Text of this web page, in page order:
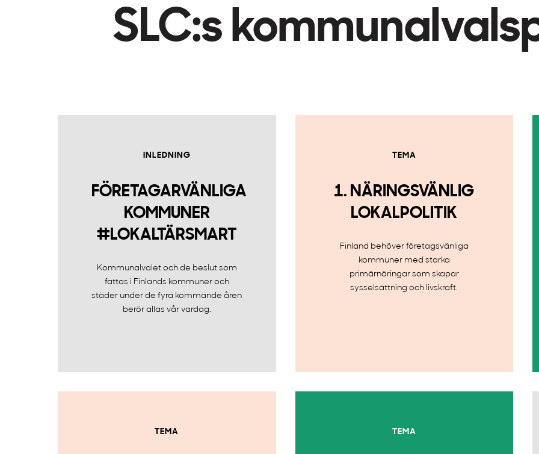
SLC:s
INLEDNING
FÖRETAGARVÄNLIGA
KOMMUNER
#LOKALTÄRSMART
Kommunalvalet och de beslut som
fattas i Finlands kommuner och
städer under de fyra kommande åren
berör allas vår vardag.
TEMA
1. NÄRINGSVÄNLIG
LOKALPOLITIK
Finland behöver företagsvänliga
kommuner med starka
primärnäringar som skapar
sysselsättning och livskraft.
TEMA TEMA